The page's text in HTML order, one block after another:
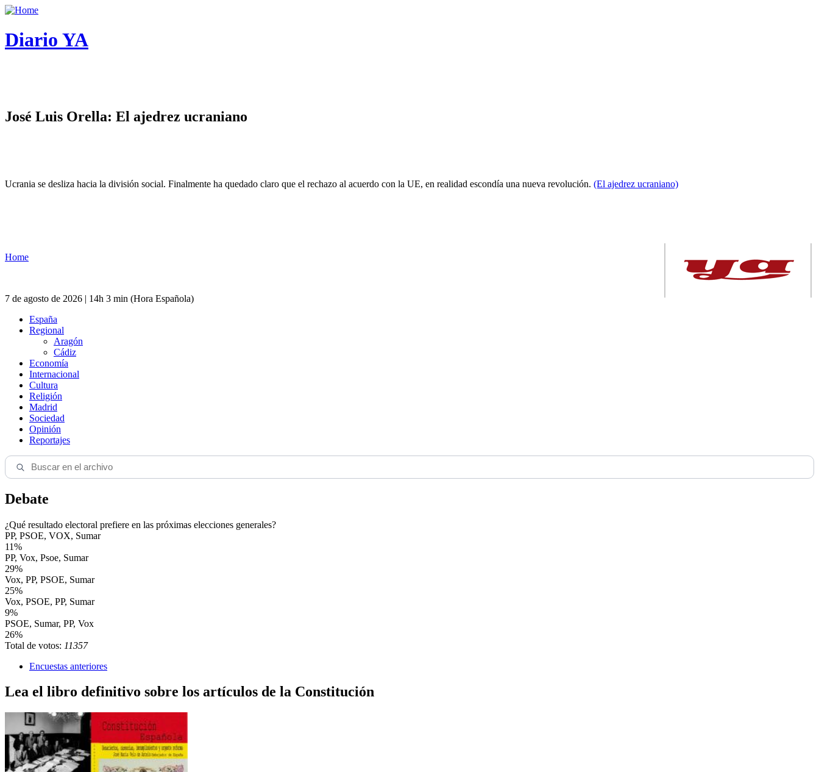
Diario YA
José Luis Orella: El ajedrez ucraniano
Ucrania se desliza hacia la división social. Finalmente ha quedado claro que el rechazo al acuerdo con la UE, en realidad escondía una nueva revolución. (El ajedrez ucraniano)
Home
7 de agosto de 2026 | 14h 3 min (Hora Española)
España
Regional
Aragón
Cádiz
Economía
Internacional
Cultura
Religión
Madrid
Sociedad
Opinión
Reportajes
Debate
¿Qué resultado electoral prefiere en las próximas elecciones generales?
PP, PSOE, VOX, Sumar
11%
PP, Vox, Psoe, Sumar
29%
Vox, PP, PSOE, Sumar
25%
Vox, PSOE, PP, Sumar
9%
PSOE, Sumar, PP, Vox
26%
Total de votos: 11357
Encuestas anteriores
Lea el libro definitivo sobre los artículos de la Constitución